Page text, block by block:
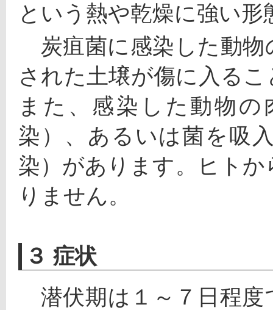
という熱や乾燥に強い
炭疽菌に感染した動物
された土壌が傷に入る
また、感染した動物
染）、あるいは菌を吸
染）があります。ヒト
りません。
３ 症状
潜伏期は１～７日程度